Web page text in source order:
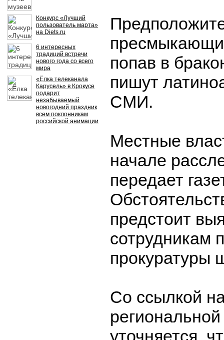
Конкурс «Лучший
пользователь марта»
на Diets.ru
6 интересных
традиций встречи
нового года со всего
мира
«Ёлка телеканала
Карусель» в Крокусе
подарит
незабываемый
новогодний праздник
всем поклонникам
российской анимации
попав в
пишут
СМИ.
Местные
начале
передает
предстоит
сотрудникам
прокуратуры
Со ссылкой
уточняется,